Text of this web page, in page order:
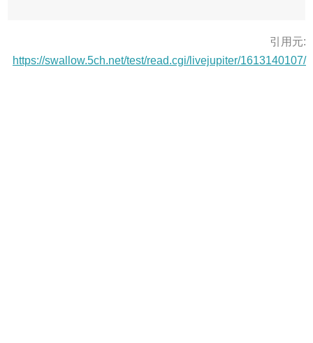
引用元:
https://swallow.5ch.net/test/read.cgi/livejupiter/1613140107/